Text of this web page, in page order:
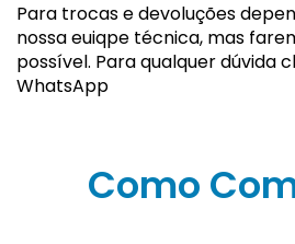
Para trocas e devoluções
nossa euiqpe técnica, mas
possível. Para qualquer dúvida
WhatsApp
Como